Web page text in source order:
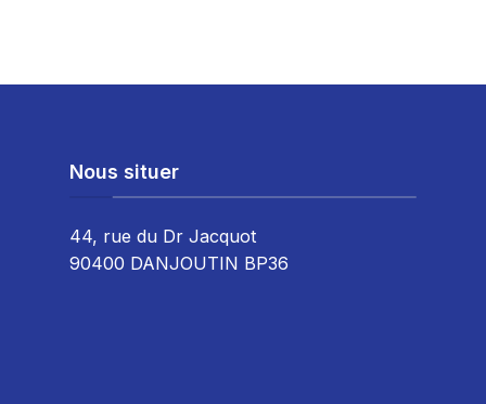
Nous situer
44, rue du Dr Jacquot
90400 DANJOUTIN BP36